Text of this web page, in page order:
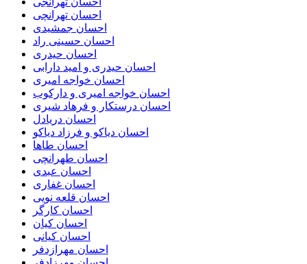
احسان تهرانچی
احسان جمشیدی
احسان حسینی راد
احسان حیدری
احسان حیدری و امید دارابی
احسان خواجه امیری
احسان خواجه امیری و دارکوب
احسان درستكار و فرهاد شيرى
احسان دریادل
احسان دیاکو و فرزاد دیاکو
احسان طاها
احسان طهرانچی
احسان عبدی
احسان غفاری
احسان قلعه نویی
احسان کارگر
احسان کیان
احسان کیانی
احسان مهرازدفر